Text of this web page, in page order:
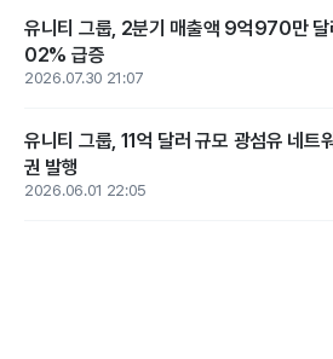
유니티 그룹, 2분기 매출액 9억970만 달
02% 급증
2026.07.30 21:07
유니티 그룹, 11억 달러 규모 광섬유 네트
권 발행
2026.06.01 22:05